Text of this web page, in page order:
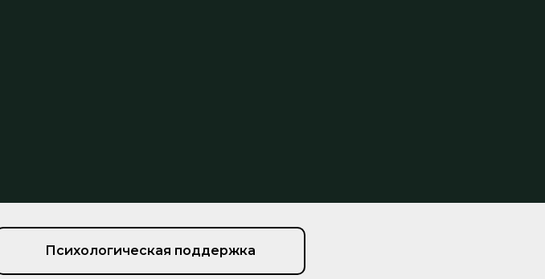
Психологическая поддержка